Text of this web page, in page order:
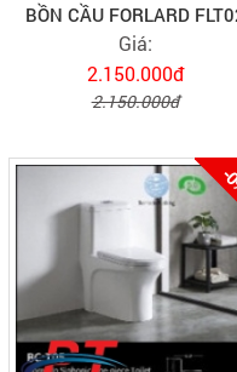
BỒN CẦU FORLARD
Giá:
2.150.000đ
2.150.000đ
-